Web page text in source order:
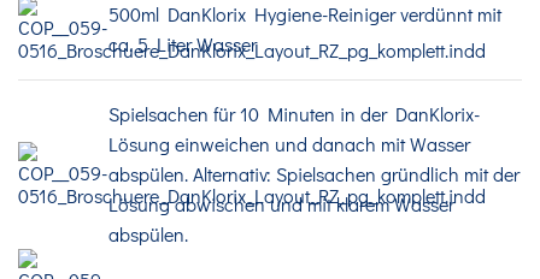
500ml DanKlorix Hygiene-Reiniger verdünnt mit
ca. 5 Liter Wasser
Spielsachen für 10 Minuten in der DanKlorix-
Lösung einweichen und danach mit Wasser
abspülen. Alternativ: Spielsachen gründlich mit der
Lösung abwischen und mit klarem Wasser
abspülen.